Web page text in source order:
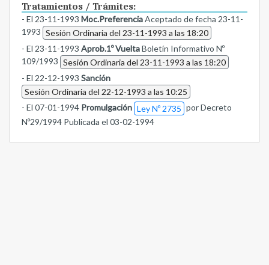
Tratamientos / Trámites:
- El 23-11-1993 Moc.PreferenciaAceptado de fecha 23-11-
1993 Sesión Ordinaria del 23-11-1993 a las 18:20
- El 23-11-1993 Aprob.1º VueltaBoletín Informativo Nº
109/1993 Sesión Ordinaria del 23-11-1993 a las 18:20
- El 22-12-1993 Sanción
Sesión Ordinaria del 22-12-1993 a las 10:25
- El 07-01-1994 Promulgación Ley Nº 2735 por Decreto
Nº29/1994 Publicada el 03-02-1994